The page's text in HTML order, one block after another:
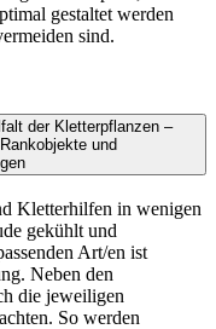
gestaltet werden
sind.
der Kletterpflanzen –
und
Kletterhilfen in wenigen
gekühlt und
Art/en ist
Neben den
die jeweiligen
So werden